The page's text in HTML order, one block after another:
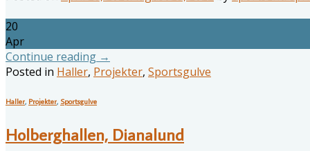
20
Apr
Continue reading →
Posted in Haller, Projekter, Sportsgulve
Haller, Projekter, Sportsgulve
Holberghallen, Dianalund